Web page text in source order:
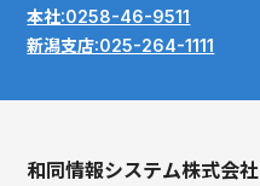
本社:0258-46-9511
新潟支店:025-264-1111
和同情報システム株式会社